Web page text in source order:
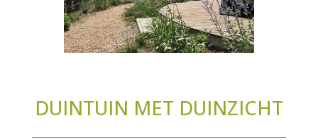
DUINTUIN MET DUINZICHT